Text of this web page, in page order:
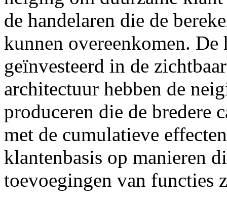
de handelaren die de
kunnen overeenkomen. De
geïnvesteerd in de
architectuur hebben de
produceren die de bredere
met de cumulatieve
klantenbasis op manieren
toevoegingen van functies